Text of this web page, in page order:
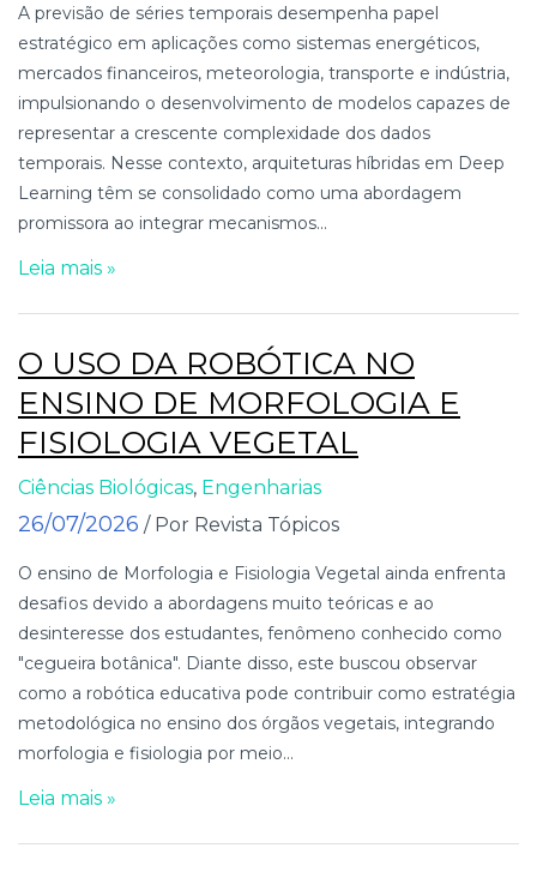
A previsão de séries temporais desempenha papel
estratégico em aplicações como sistemas energéticos,
mercados financeiros, meteorologia, transporte e indústria,
impulsionando o desenvolvimento de modelos capazes de
representar a crescente complexidade dos dados
temporais. Nesse contexto, arquiteturas híbridas em Deep
Learning têm se consolidado como uma abordagem
promissora ao integrar mecanismos...
Leia mais »
O USO DA ROBÓTICA NO
ENSINO DE MORFOLOGIA E
FISIOLOGIA VEGETAL
Ciências Biológicas, Engenharias
26/07/2026 / Por Revista Tópicos
O ensino de Morfologia e Fisiologia Vegetal ainda enfrenta
desafios devido a abordagens muito teóricas e ao
desinteresse dos estudantes, fenômeno conhecido como
"cegueira botânica". Diante disso, este buscou observar
como a robótica educativa pode contribuir como estratégia
metodológica no ensino dos órgãos vegetais, integrando
morfologia e fisiologia por meio...
Leia mais »